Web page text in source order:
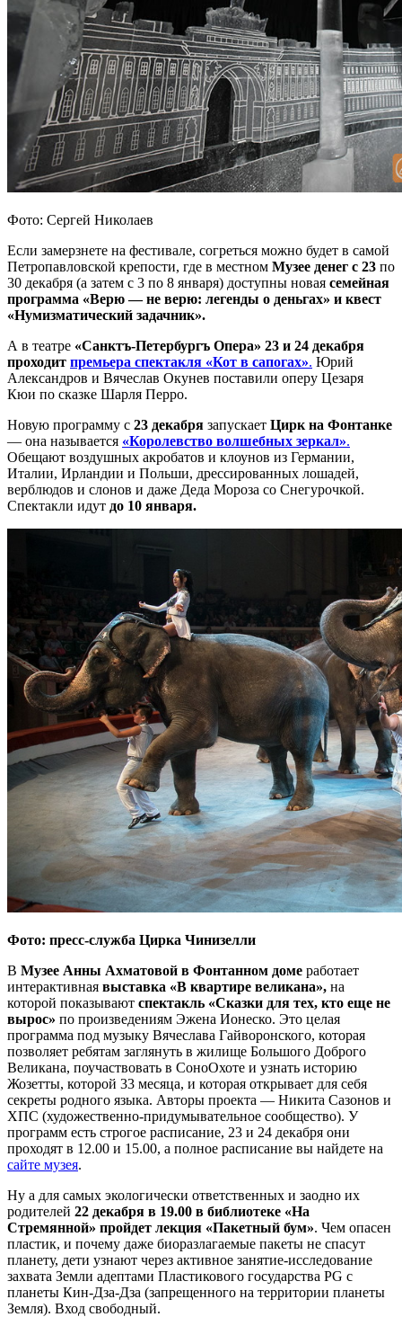
Фото: Сергей Николаев
Если замерзнете на фестивале, согреться можно будет в самой
Петропавловской крепости, где в местном Музее денег с 23 по
30 декабря (а затем с 3 по 8 января) доступны новая семейная
программа «Верю — не верю: легенды о деньгах» и квест
«Нумизматический задачник».
А в театре «Санктъ-Петербургъ Опера» 23 и 24 декабря
проходит премьера спектакля «Кот в сапогах». Юрий
Александров и Вячеслав Окунев поставили оперу Цезаря
Кюи по сказке Шарля Перро.
Новую программу с 23 декабря запускает Цирк на Фонтанке
— она называется «Королевство волшебных зеркал».
Обещают воздушных акробатов и клоунов из Германии,
Италии, Ирландии и Польши, дрессированных лошадей,
верблюдов и слонов и даже Деда Мороза со Снегурочкой.
Спектакли идут до 10 января.
Фото: пресс-служба Цирка Чинизелли
В Музее Анны Ахматовой в Фонтанном доме работает
интерактивная выставка «В квартире великана», на
которой показывают спектакль «Сказки для тех, кто еще не
вырос» по произведениям Эжена Ионеско. Это целая
программа под музыку Вячеслава Гайворонского, которая
позволяет ребятам заглянуть в жилище Большого Доброго
Великана, поучаствовать в СоноОхоте и узнать историю
Жозетты, которой 33 месяца, и которая открывает для себя
секреты родного языка. Авторы проекта — Никита Сазонов и
ХПС (художественно-придумывательное сообщество). У
программ есть строгое расписание, 23 и 24 декабря они
проходят в 12.00 и 15.00, а полное расписание вы найдете на
сайте музея.
Ну а для самых экологически ответственных и заодно их
родителей 22 декабря в 19.00 в библиотеке «На
Стремянной» пройдет лекция «Пакетный бум». Чем опасен
пластик, и почему даже биоразлагаемые пакеты не спасут
планету, дети узнают через активное занятие-исследование
захвата Земли адептами Пластикового государства PG с
планеты Кин-Дза-Дза (запрещенного на территории планеты
Земля). Вход свободный.